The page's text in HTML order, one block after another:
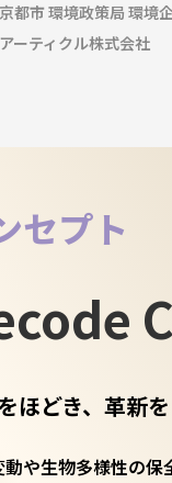
都市 環境政策局 環境
ーティクル株式会社
セプト
ほどき、革新
動や生物多様性の